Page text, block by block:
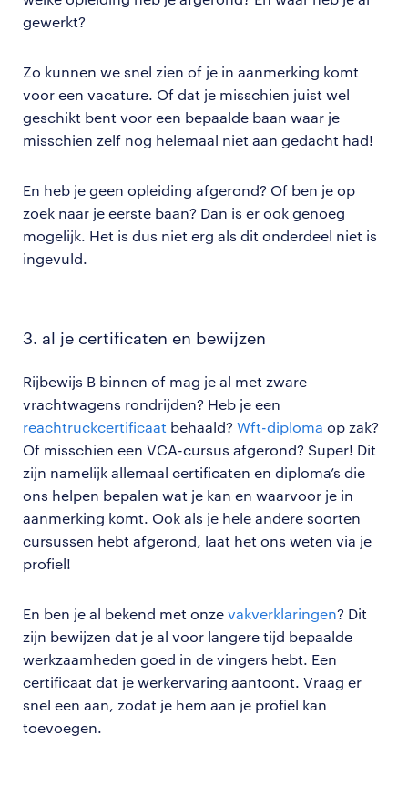
gewerkt?
Zo kunnen we snel zien of je in aanmerking komt
voor een vacature. Of dat je misschien juist wel
geschikt bent voor een bepaalde baan waar je
misschien zelf nog helemaal niet aan gedacht had!
En heb je geen opleiding afgerond? Of ben je op
zoek naar je eerste baan? Dan is er ook genoeg
mogelijk. Het is dus niet erg als dit onderdeel niet is
ingevuld.
3. al je certificaten en bewijzen
Rijbewijs B binnen of mag je al met zware
vrachtwagens rondrijden? Heb je een
reachtruckcertificaat behaald? Wft-diploma op zak?
Of misschien een VCA-cursus afgerond? Super! Dit
zijn namelijk allemaal certificaten en diploma’s die
ons helpen bepalen wat je kan en waarvoor je in
aanmerking komt. Ook als je hele andere soorten
cursussen hebt afgerond, laat het ons weten via je
profiel!
En ben je al bekend met onze vakverklaringen? Dit
zijn bewijzen dat je al voor langere tijd bepaalde
werkzaamheden goed in de vingers hebt. Een
certificaat dat je werkervaring aantoont. Vraag er
snel een aan, zodat je hem aan je profiel kan
toevoegen.